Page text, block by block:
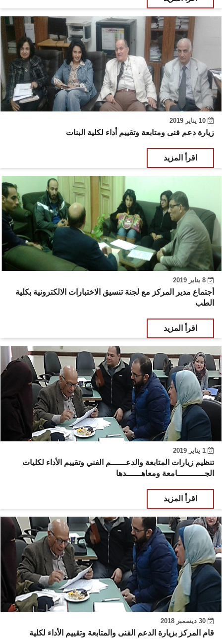
زيارة دعم فنى ومتابعة وتقييم أداء لكلية البنات
اقرأ المزيد
أجتماع مدير المركز مع لجنة تنسيق الاختبارات الالكترونية بكلية
الطب
اقرأ المزيد
تنظيم زيارات المتابعة والدعــــــم الفني وتقييم الأداء لكليات
الجـــــــــــامعة ومعاهــــــدها
اقرأ المزيد
قام المركز بزيارة الدعم الفنى والمتابعة وتقييم الأداء لكلية